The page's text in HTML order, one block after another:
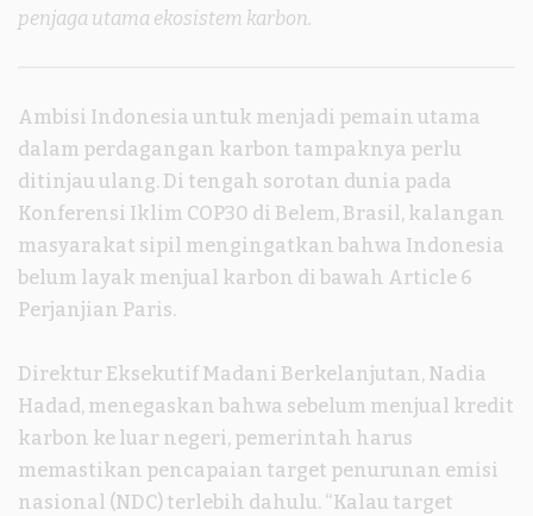
penjaga utama ekosistem karbon.
Ambisi Indonesia untuk menjadi pemain utama
dalam perdagangan karbon tampaknya perlu
ditinjau ulang. Di tengah sorotan dunia pada
Konferensi Iklim COP30 di Belem, Brasil, kalangan
masyarakat sipil mengingatkan bahwa Indonesia
belum layak menjual karbon di bawah Article 6
Perjanjian Paris.
Direktur Eksekutif Madani Berkelanjutan, Nadia
Hadad, menegaskan bahwa sebelum menjual kredit
karbon ke luar negeri, pemerintah harus
memastikan pencapaian target penurunan emisi
nasional (NDC) terlebih dahulu. “Kalau target